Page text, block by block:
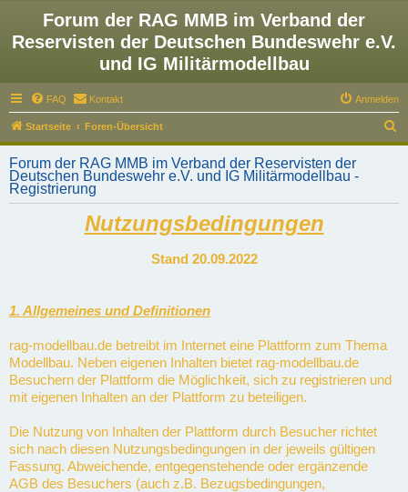
Forum der RAG MMB im Verband der
Reservisten der Deutschen Bundeswehr e.V.
und IG Militärmodellbau
FAQ Kontakt Anmelden
Startseite Foren-Übersicht
u
Forum der RAG MMB im Verband der Reservisten der
Deutschen Bundeswehr e.V. und IG Militärmodellbau -
Registrierung
Nutzungsbedingungen
Stand 20.09.2022
1. Allgemeines und Definitionen
rag-modellbau.de betreibt im Internet eine Plattform zum Thema
Modellbau. Neben eigenen Inhalten bietet rag-modellbau.de
Besuchern der Plattform die Möglichkeit, sich zu registrieren und
mit eigenen Inhalten an der Plattform zu beteiligen.
Die Nutzung von Inhalten der Plattform durch Besucher richtet
sich nach diesen Nutzungsbedingungen in der jeweils gültigen
Fassung. Abweichende, entgegenstehende oder ergänzende
AGB des Besuchers (auch z.B. Bezugsbedingungen,